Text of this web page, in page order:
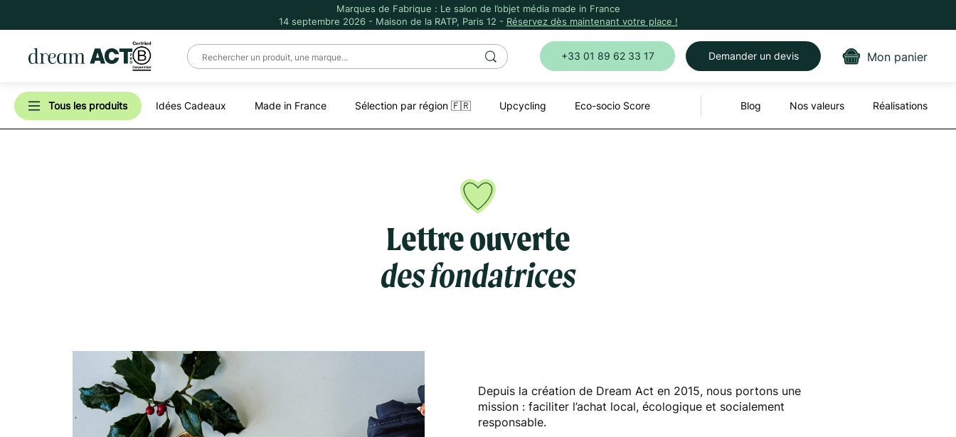
Marques de Fabrique : Le salon de l’objet média made in France
14 septembre 2026 - Maison de la RATP, Paris 12 - Réservez dès maintenant votre place !
+33 01 89 62 33 17 Demander un devis Mon panier
Tous les produits Idées Cadeaux Made in France Sélection par région 🇫🇷 Upcycling Eco-socio Score Blog Nos valeurs Réalisations
Lettre ouverte
des fondatrices
Depuis la création de Dream Act en 2015, nous portons une
mission : faciliter l’achat local, écologique et socialement
responsable.